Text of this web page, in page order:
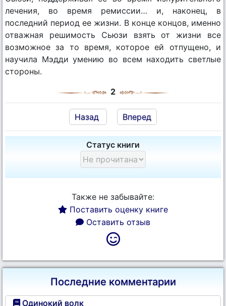
лечения, во время ремиссии… и, наконец, в
последний период ее жизни. В конце концов, именно
отважная решимость Сьюзи взять от жизни все
возможное за то время, которое ей отпущено, и
научила Мэдди умению во всем находить светлые
стороны.
2
Назад Вперед
Статус книги
Также не забывайте:
Поставить оценку книге
Оставить отзыв
Последние комментарии
Одинокий волк